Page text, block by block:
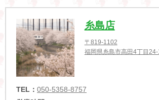
糸島店
〒819-1102
福岡県糸島市高田4丁目24-
TEL： 050-5358-8757